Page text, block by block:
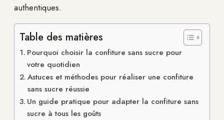
authentiques.
Table des matières
Pourquoi choisir la confiture sans sucre pour
votre quotidien
Astuces et méthodes pour réaliser une confiture
sans sucre réussie
Un guide pratique pour adapter la confiture sans
sucre à tous les goûts